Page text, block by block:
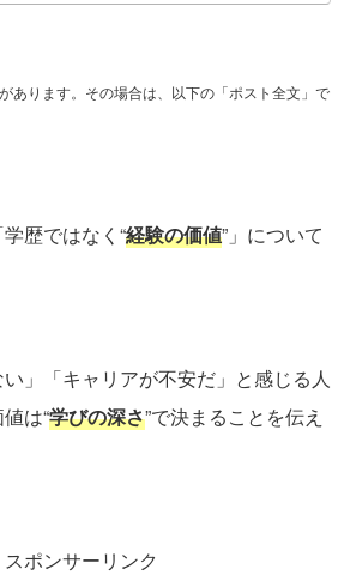
あります。その場合は、以下の「ポスト全文」で
歴ではなく“経験の価値”」について
い」「キャリアが不安だ」と感じる人
は“学びの深さ”で決まることを伝え
スポンサーリンク